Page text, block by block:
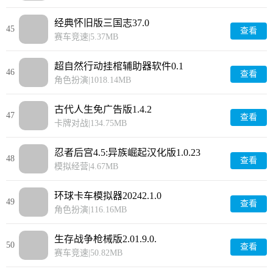
45
经典怀旧版三国志37.0
赛车竞速 5.37MB
查看
46
超自然行动挂棺辅助器软件0.1
角色扮演 1018.14MB
查看
47
古代人生免广告版1.4.2
卡牌对战 134.75MB
查看
48
忍者后宫4.5:异族崛起汉化版1.0.23
模拟经营 4.67MB
查看
49
环球卡车模拟器20242.1.0
角色扮演 116.16MB
查看
50
生存战争枪械版2.01.9.0.
赛车竞速 50.82MB
查看